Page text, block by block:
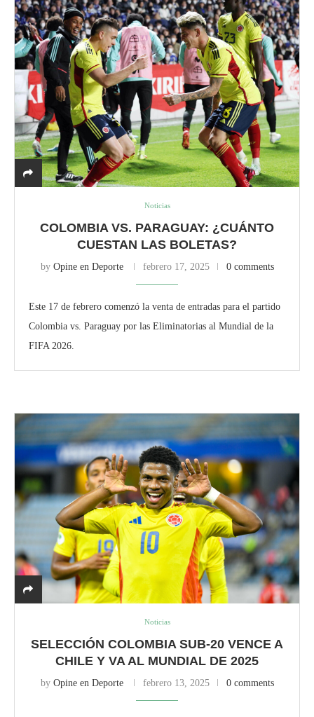
Noticias
COLOMBIA VS. PARAGUAY: ¿CUÁNTO
CUESTAN LAS BOLETAS?
by Opine en Deporte febrero 17, 2025 0 comments
Este 17 de febrero comenzó la venta de entradas para el partido
Colombia vs. Paraguay por las Eliminatorias al Mundial de la
FIFA 2026.
Noticias
SELECCIÓN COLOMBIA SUB-20 VENCE A
CHILE Y VA AL MUNDIAL DE 2025
by Opine en Deporte febrero 13, 2025 0 comments